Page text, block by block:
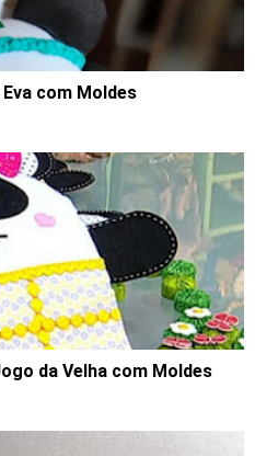
com Moldes
da Velha com Moldes